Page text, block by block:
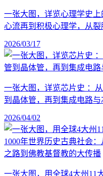
一张大图，详览心理学史
心流再到积极心理学，从裂
2026/03/17
一张大图，详览芯片史 ：
到晶体管，再到集成电路与
2026/04/02
一张大图，用全球4大州11